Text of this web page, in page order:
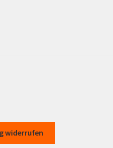
widerrufen